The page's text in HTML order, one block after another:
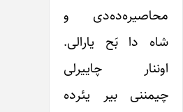
محاصیره‌ده‌دی و
شاه دا بَح یارالی.
اوننار چاییرلی
چیمننی بیر یئرده